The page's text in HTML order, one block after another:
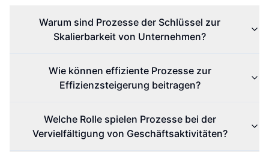
Warum sind Prozesse der Schlüssel zur
Skalierbarkeit von Unternehmen?
Wie können effiziente Prozesse zur
Effizienzsteigerung beitragen?
Welche Rolle spielen Prozesse bei der
Vervielfältigung von Geschäftsaktivitäten?